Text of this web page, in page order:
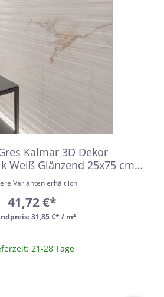
Kalmar 3D Dekor
Weiß Glänzend 25x75 cm
rektifiziert
31,85 €* / m²
Varianten erhältlich
41,72 €*
21-28 Tage